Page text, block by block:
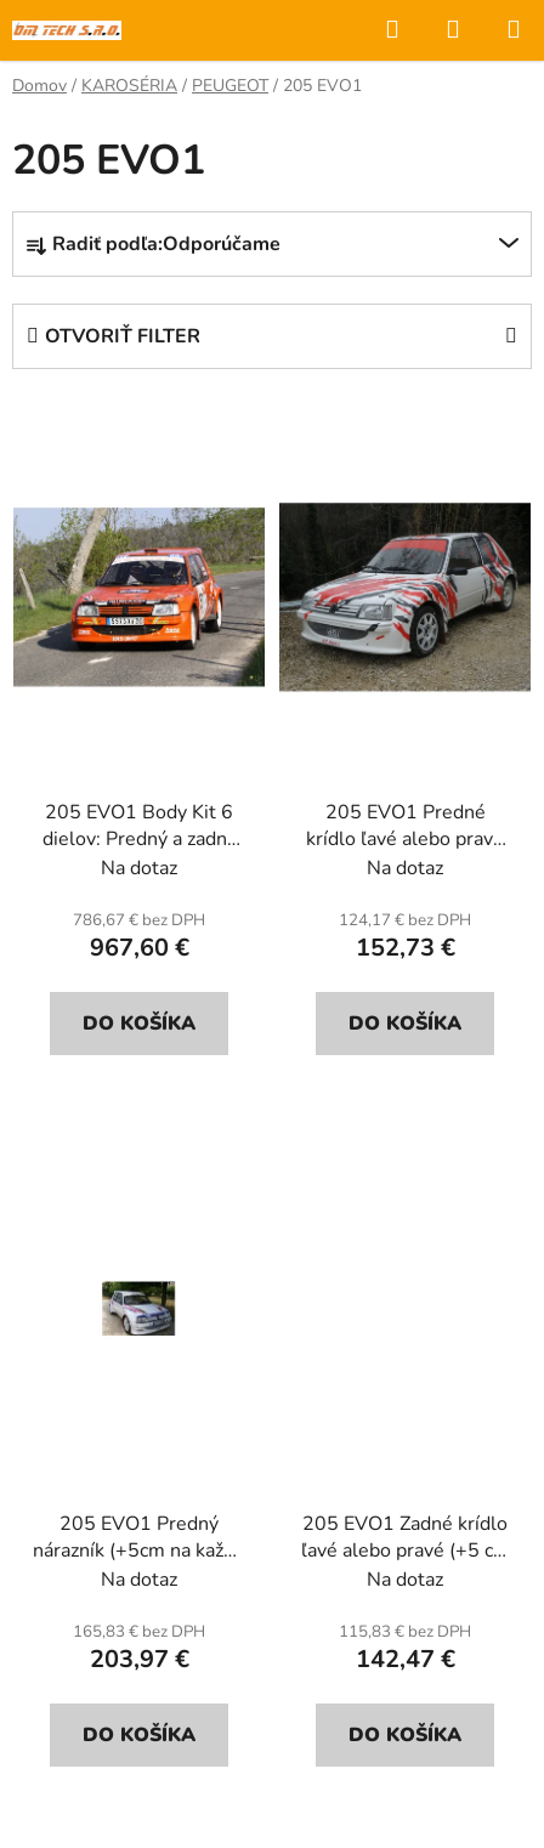
na
obsah
Hľadať
KOŠÍK
Domov / KAROSÉRIA / PEUGEOT / 205 EVO1
205 EVO1
R
d
o
d
u
k
t
o
v
Radiť podľa:Odporúčame
OTVORIŤ FILTER
i
s
p
r
o
d
u
205 EVO1 Body Kit 6
dielov: Predný a zadný
nárazník, predné a
na každú stranu, Pre
kolesá priemer 16"
ale medzi kolesom a
krídlom bude širší
priestor. Sklenené
Na dotaz
786,67 € bez DPH
967,60 €
DO KOŠÍKA
205 EVO1 Predné
krídlo ľavé alebo pravé
(+5 cm na každú stranu)
vlákno.
Na dotaz
124,17 € bez DPH
152,73 €
DO KOŠÍKA
205 EVO1 Predný
nárazník (+5cm na každú
stranu). Sklenené
Na dotaz
165,83 € bez DPH
203,97 €
DO KOŠÍKA
205 EVO1 Zadné krídlo
ľavé alebo pravé (+5 cm
pre ech stranu)
Na dotaz
115,83 € bez DPH
142,47 €
DO KOŠÍKA